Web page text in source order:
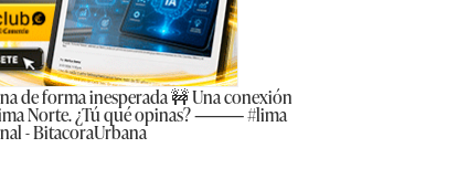
de forma inesperada 🚧 Una conexión
Norte. ¿Tú qué opinas? ⸻#lima
- BitacoraUrbana